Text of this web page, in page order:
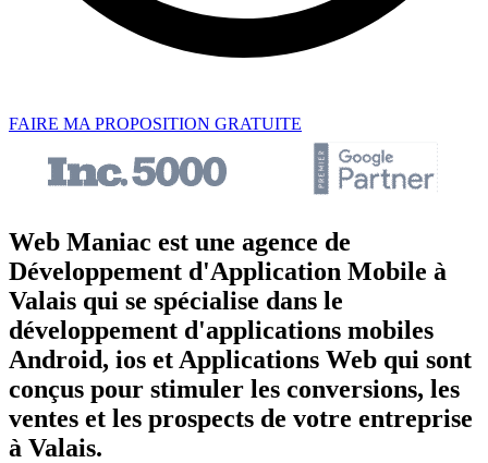
FAIRE MA PROPOSITION GRATUITE
Web Maniac est une agence de
Développement d'Application Mobile à
Valais qui se spécialise dans le
développement d'applications mobiles
Android, ios et Applications Web qui sont
conçus pour stimuler les conversions, les
ventes et les prospects de votre entreprise
à Valais.